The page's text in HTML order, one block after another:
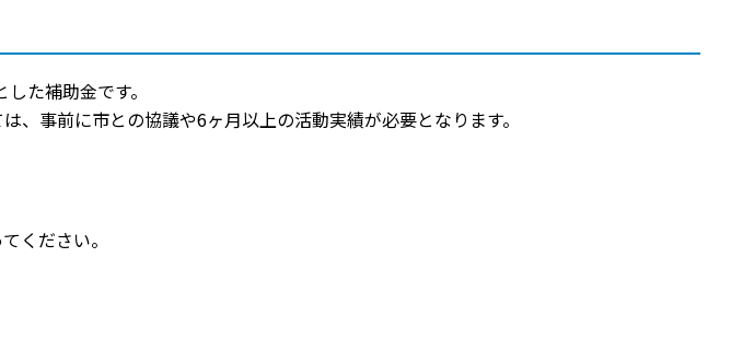
た補助金です。
、事前に市との協議や6ヶ月以上の活動実績が必要となります。
ください。